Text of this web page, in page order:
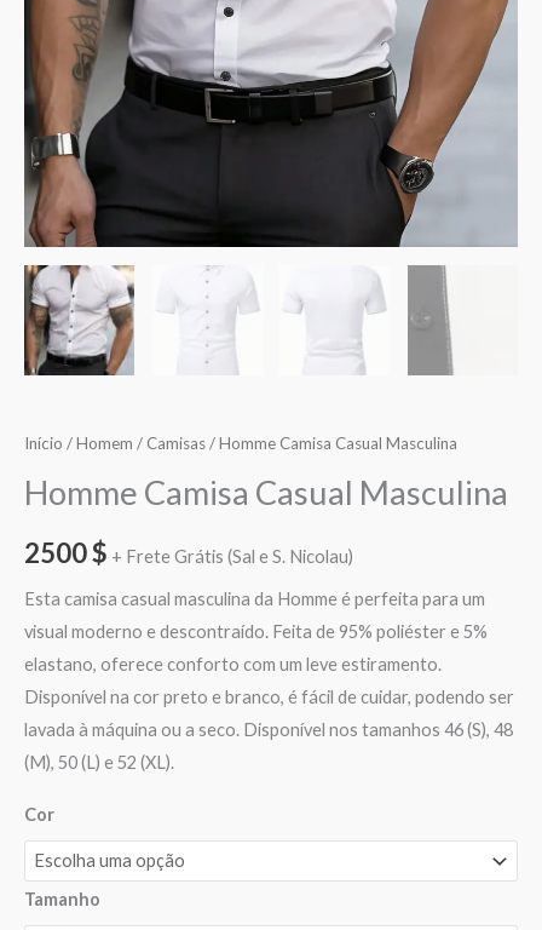
Início /Homem / Camisas/ Homme Camisa Casual Masculina
Homme Camisa Casual Masculina
2500$ + Frete Grátis (Sal e S. Nicolau)
Esta camisa casual masculina da Homme é perfeita para um
visual moderno e descontraído. Feita de 95% poliéster e 5%
elastano, oferece conforto com um leve estiramento.
Disponível na cor preto e branco, é fácil de cuidar, podendo ser
lavada à máquina ou a seco. Disponível nos tamanhos 46 (S), 48
(M), 50 (L) e 52 (XL).
Cor
Tamanho